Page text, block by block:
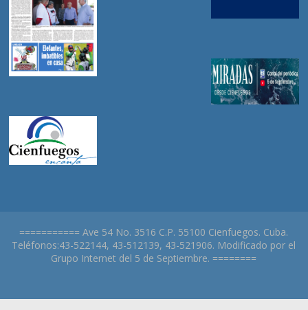
=========== Ave 54 No. 3516 C.P. 55100 Cienfuegos. Cuba.
Teléfonos:43-522144, 43-512139, 43-521906. Modificado por el
Grupo Internet del 5 de Septiembre. ========